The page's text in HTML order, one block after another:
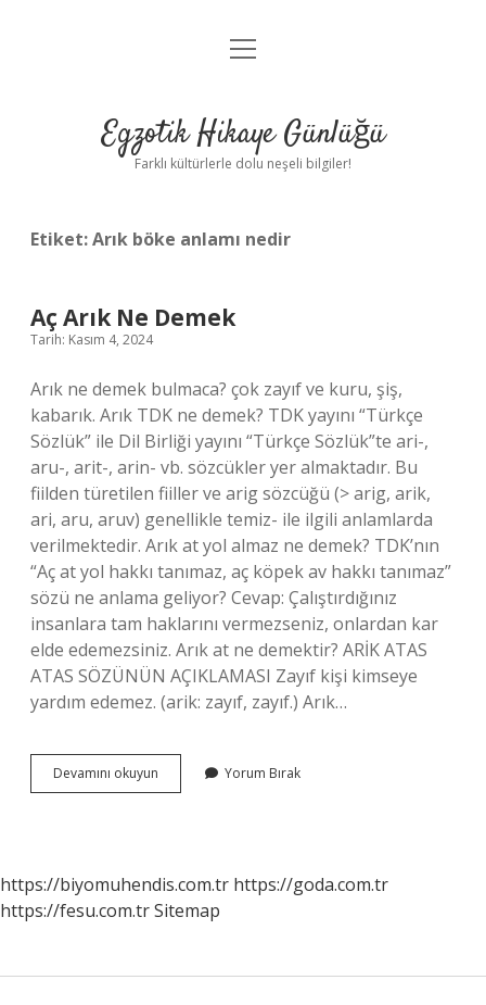
Anasayfa
Yasal Uyarı
menüyü
Egzotik Hikaye Günlüğü
Farklı kültürlerle dolu neşeli bilgiler!
Etiket:Arık böke anlamı nedir
Aç Arık Ne Demek
Tarih: Kasım 4, 2024
Arık ne demek bulmaca? çok zayıf ve kuru, şiş,
kabarık. Arık TDK ne demek? TDK yayını “Türkçe
Sözlük” ile Dil Birliği yayını “Türkçe Sözlük”te ari-,
aru-, arit-, arin- vb. sözcükler yer almaktadır. Bu
fiilden türetilen fiiller ve arig sözcüğü (> arig, arik,
ari, aru, aruv) genellikle temiz- ile ilgili anlamlarda
verilmektedir. Arık at yol almaz ne demek? TDK’nın
“Aç at yol hakkı tanımaz, aç köpek av hakkı tanımaz”
sözü ne anlama geliyor? Cevap: Çalıştırdığınız
insanlara tam haklarını vermezseniz, onlardan kar
elde edemezsiniz. Arık at ne demektir? ARİK ATAS
ATAS SÖZÜNÜN AÇIKLAMASI Zayıf kişi kimseye
yardım edemez. (arik: zayıf, zayıf.) Arık…
Devamını okuyun
Arık
Yorum Bırak
https://biyomuhendis.com.tr https://goda.com.tr
https://fesu.com.trSitemap